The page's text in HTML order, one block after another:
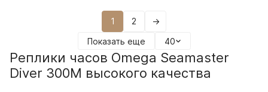
1 2
→
Показать еще
40
Реплики часов Omega Seamaster
Diver 300M высокого качества